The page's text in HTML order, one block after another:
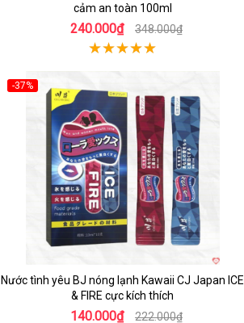
cảm an toàn 100ml
240.000₫ 348.000₫
-37%
Nước tình yêu BJ nóng lạnh Kawaii CJ Japan ICE
& FIRE cực kích thích
140.000₫ 222.000₫